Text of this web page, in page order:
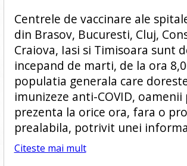
Centrele de vaccinare ale
din Brasov, Bucuresti, Cluj,
Craiova, Iasi si Timisoara sunt
incepand de marti, de la ora
populatia generala care
imunizeze anti-COVID,
prezenta la orice ora, fara o
prealabila, potrivit unei
Citeste mai mult